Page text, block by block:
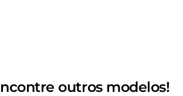
outros modelos!